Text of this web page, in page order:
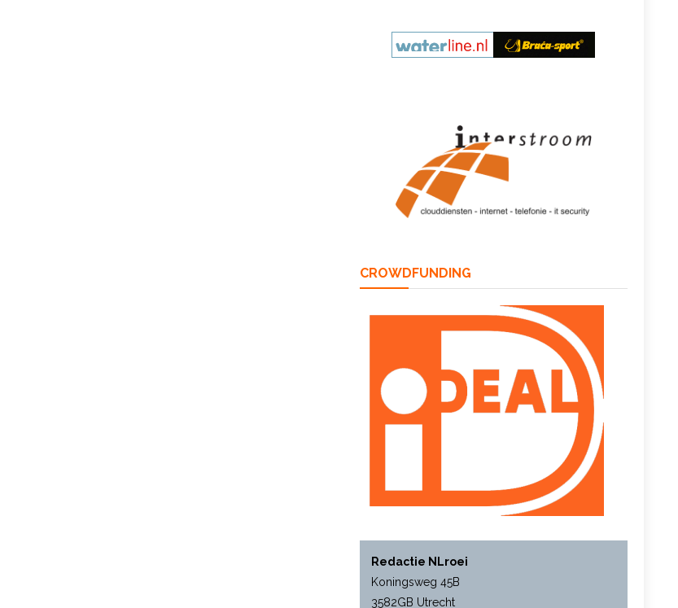
CROWDFUNDING
Redactie NLroei
Koningsweg 45B
3582GB Utrecht